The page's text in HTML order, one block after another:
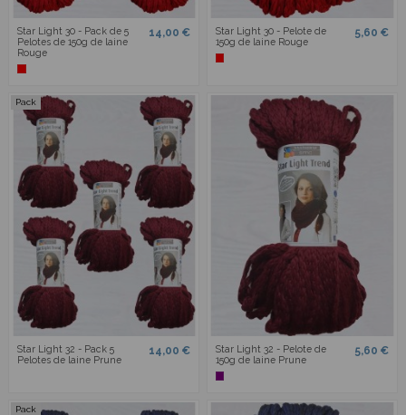
Star Light 30 - Pack de 5
Pelotes de 150g de laine
Rouge
14,00 €
Star Light 30 - Pelote de
150g de laine Rouge
5,60 €
Pack
Star Light 32 - Pack 5
Pelotes de laine Prune
14,00 €
Star Light 32 - Pelote de
150g de laine Prune
5,60 €
Pack